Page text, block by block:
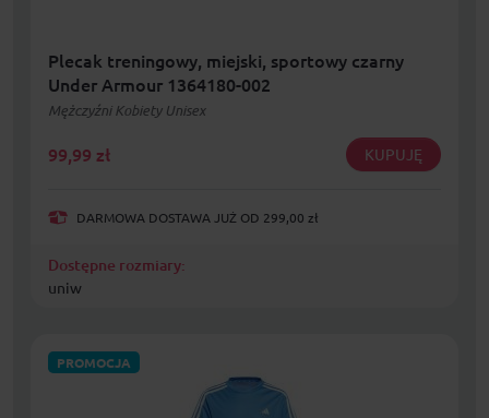
Plecak treningowy, miejski, sportowy czarny
Under Armour 1364180-002
Mężczyźni Kobiety Unisex
99,99 zł KUPUJĘ
DARMOWA DOSTAWA JUŻ OD 299,00 zł
Dostępne rozmiary:
uniw
PROMOCJA